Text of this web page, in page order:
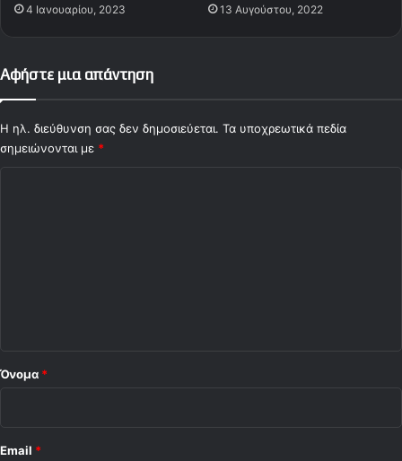
4 Ιανουαρίου, 2023 13 Αυγούστου, 2022
Αφήστε μια απάντηση
Η ηλ. διεύθυνση σας δεν δημοσιεύεται. Τα υποχρεωτικά πεδία
σημειώνονται με *
Όνομα *
Email *